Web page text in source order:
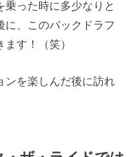
乗った時に多少なりと
に、このバックドラフ
す！（笑）
ンを楽しんだ後に訪れ